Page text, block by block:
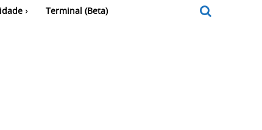
Terminal (Beta)